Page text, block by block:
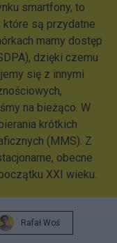
smartfony, to
które są przydatne
mamy dostęp
dzięki czemu
się z innymi
na bieżąco. W
krótkich
(MMS). Z
obecne
XXI wieku.
Rafał Woś